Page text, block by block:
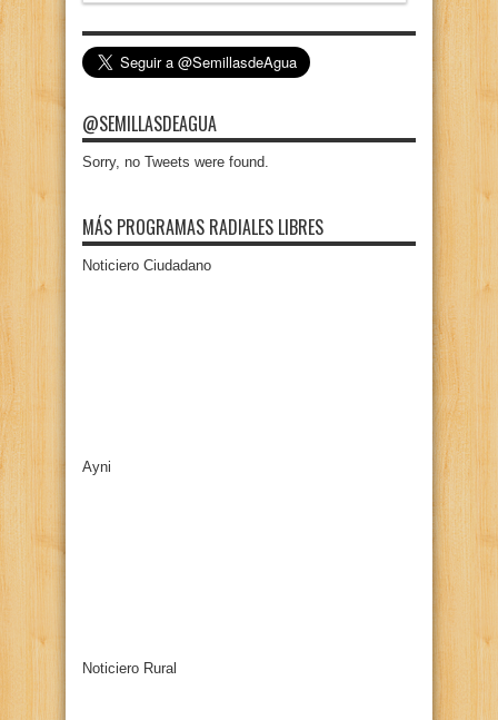
@SEMILLASDEAGUA
Sorry, no Tweets were found.
MÁS PROGRAMAS RADIALES LIBRES
Noticiero Ciudadano
Ayni
Noticiero Rural